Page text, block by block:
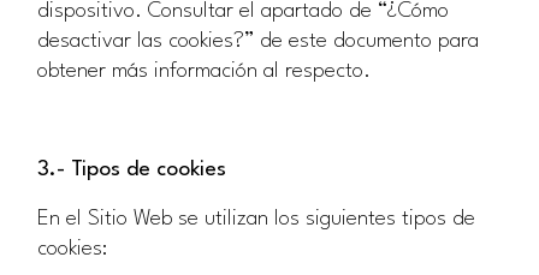
dispositivo. Consultar el apartado de “¿Cómo
desactivar las cookies?” de este documento para
obtener más información al respecto.
3.- Tipos de cookies
En el Sitio Web se utilizan los siguientes tipos de
cookies: